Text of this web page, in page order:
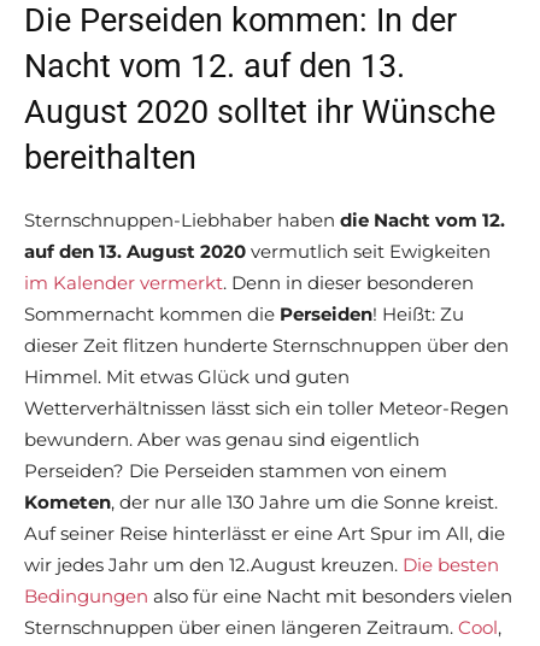
Die Perseiden kommen: In der
Nacht vom 12. auf den 13.
August 2020 solltet ihr Wünsche
bereithalten
Sternschnuppen-Liebhaber haben die Nacht vom 12.
auf den 13. August 2020 vermutlich seit Ewigkeiten
im Kalender vermerkt. Denn in dieser besonderen
Sommernacht kommen die Perseiden! Heißt: Zu
dieser Zeit flitzen hunderte Sternschnuppen über den
Himmel. Mit etwas Glück und guten
Wetterverhältnissen lässt sich ein toller Meteor-Regen
bewundern. Aber was genau sind eigentlich
Perseiden? Die Perseiden stammen von einem
Kometen, der nur alle 130 Jahre um die Sonne kreist.
Auf seiner Reise hinterlässt er eine Art Spur im All, die
wir jedes Jahr um den 12.August kreuzen. Die besten
Bedingungen also für eine Nacht mit besonders vielen
Sternschnuppen über einen längeren Zeitraum. Cool,